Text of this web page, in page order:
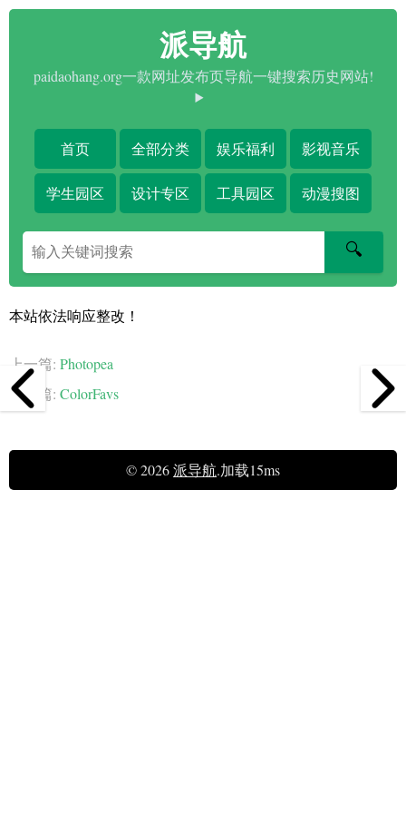
派导航
paidaohang.org一款网址发布页导航一键搜索历史网站!
首页 全部分类 娱乐福利 影视音乐
学生园区 设计专区 工具园区 动漫搜图
搜
索
字
🔍
本站依法响应整改！
上一篇: Photopea
下一篇: ColorFavs
© 2026派导航.加载15ms